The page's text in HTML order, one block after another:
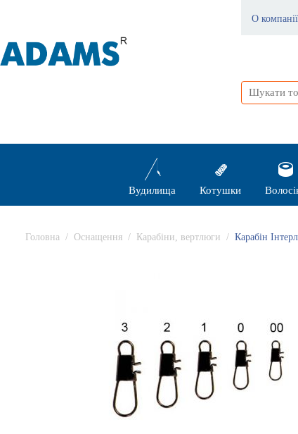
О компанії
Вудилища Котушки
Головна / Оснащення / Карабіни, вертлюги / Карабін